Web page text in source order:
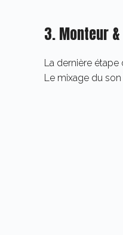
3. Monteur
La dernière étape
Le mixage du